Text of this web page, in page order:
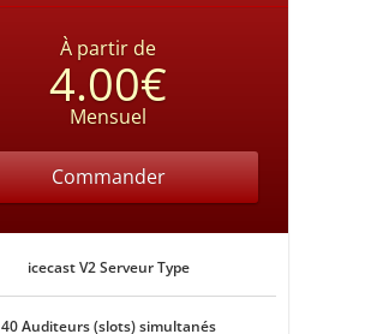
À partir de
4.00€
Mensuel
Commander
icecast V2 Serveur Type
40 Auditeurs (slots) simultanés